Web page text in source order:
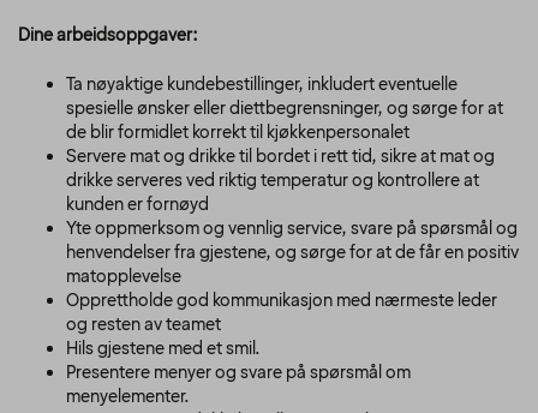
Dine arbeidsoppgaver:
Ta nøyaktige kundebestillinger, inkludert eventuelle
spesielle ønsker eller diettbegrensninger, og sørge for at
de blir formidlet korrekt til kjøkkenpersonalet
Servere mat og drikke til bordet i rett tid, sikre at mat og
drikke serveres ved riktig temperatur og kontrollere at
kunden er fornøyd
Yte oppmerksom og vennlig service, svare på spørsmål og
henvendelser fra gjestene, og sørge for at de får en positiv
matopplevelse
Opprettholde god kommunikasjon med nærmeste leder
og resten av teamet
Hils gjestene med et smil.
Presentere menyer og svare på spørsmål om
menyelementer.